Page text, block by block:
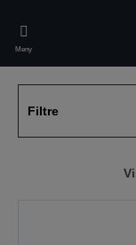
main
content
Meny
Filtre